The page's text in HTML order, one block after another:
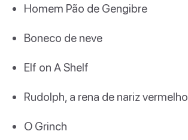
Homem Pão de Gengibre
Boneco de neve
Elf on A Shelf
Rudolph, a rena de nariz vermelho
O Grinch